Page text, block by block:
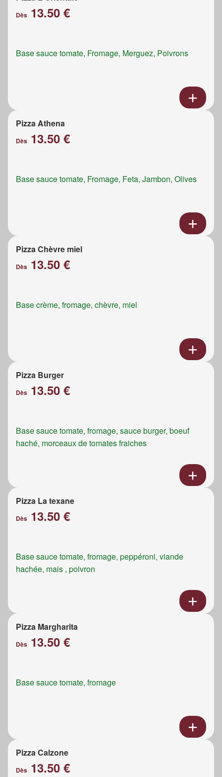
Dès 13.50 €
Base sauce tomate, Fromage, Merguez, Poivrons
Pizza Athena
Dès 13.50 €
Base sauce tomate, Fromage, Feta, Jambon, Olives
Pizza Chèvre miel
Dès 13.50 €
Base crème, fromage, chèvre, miel
Pizza Burger
Dès 13.50 €
Base sauce tomate, fromage, sauce burger, boeuf
haché, morceaux de tomates fraiches
Pizza La texane
Dès 13.50 €
Base sauce tomate, fromage, peppéroni, viande
hachée, mais , poivron
Pizza Margharita
Dès 13.50 €
Base sauce tomate, fromage
Pizza Calzone
Dès 13.50 €